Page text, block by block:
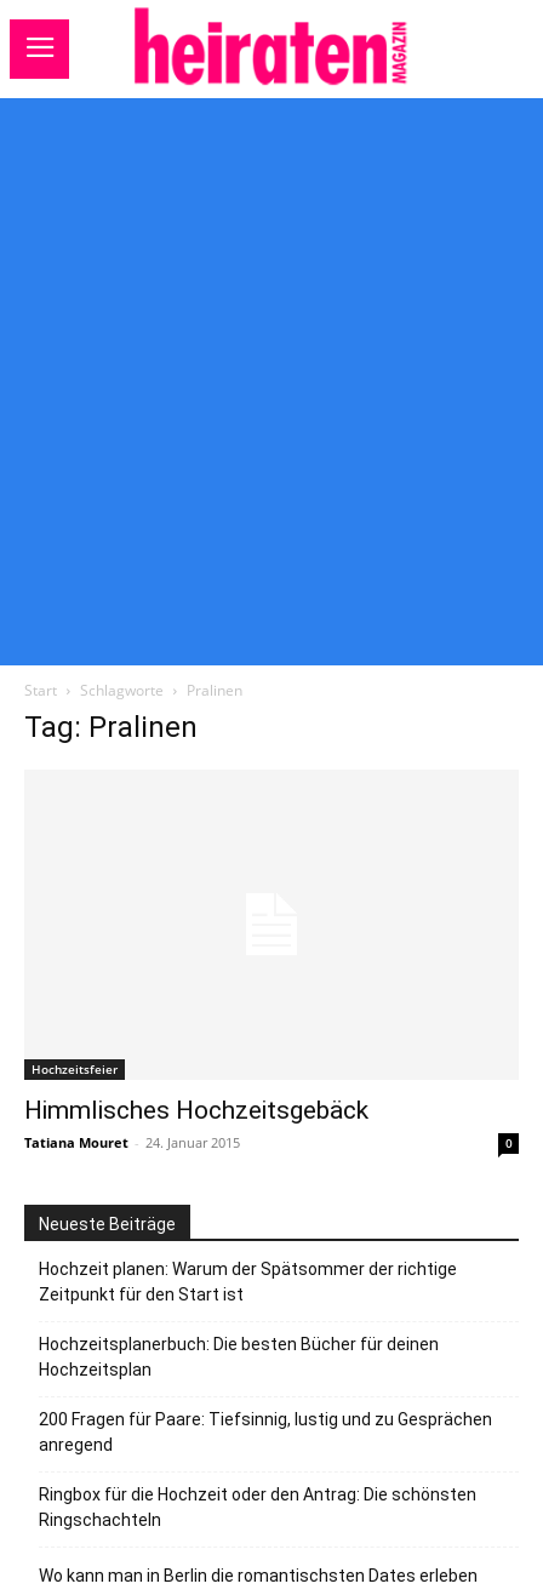
Start Schlagworte Pralinen
Tag: Pralinen
Hochzeitsfeier
Himmlisches Hochzeitsgebäck
Tatiana Mouret - 24. Januar 2015 0
Neueste Beiträge
Hochzeit planen: Warum der Spätsommer der richtige
Zeitpunkt für den Start ist
Hochzeitsplanerbuch: Die besten Bücher für deinen
Hochzeitsplan
200 Fragen für Paare: Tiefsinnig, lustig und zu Gesprächen
anregend
Ringbox für die Hochzeit oder den Antrag: Die schönsten
Ringschachteln
Wo kann man in Berlin die romantischsten Dates erleben